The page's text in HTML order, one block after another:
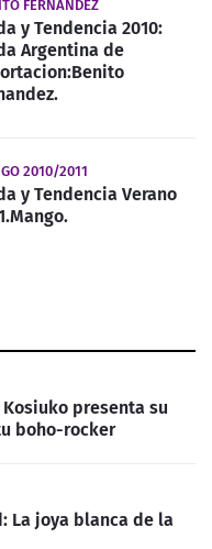
FERNANDEZ
y Tendencia 2010:
Argentina de
2010/2011
y Tendencia Verano
Kosiuko presenta su
boho-rocker
La joya blanca de la